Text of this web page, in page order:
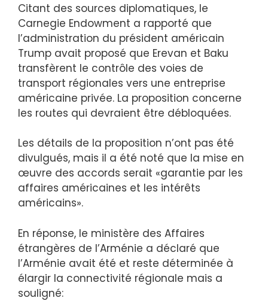
Citant des sources diplomatiques, le
Carnegie Endowment a rapporté que
l’administration du président américain
Trump avait proposé que Erevan et Baku
transfèrent le contrôle des voies de
transport régionales vers une entreprise
américaine privée. La proposition concerne
les routes qui devraient être débloquées.
Les détails de la proposition n’ont pas été
divulgués, mais il a été noté que la mise en
œuvre des accords serait «garantie par les
affaires américaines et les intérêts
américains».
En réponse, le ministère des Affaires
étrangères de l’Arménie a déclaré que
l’Arménie avait été et reste déterminée à
élargir la connectivité régionale mais a
souligné: